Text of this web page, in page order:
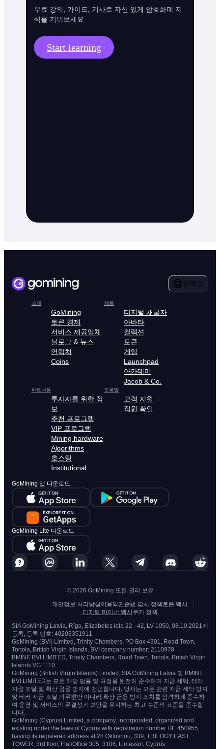
무료 강의, 가이드, 기사로 자신 있게 암호화폐 지
식을 키워보세요
Start learning
한국인
소개
GoMining
토큰 경제
서비스 제공업체
블로그 & 뉴스
연락처
Coins
제품
디지털 채굴자
아바타
컬렉션
토큰
게임
Launchpad
아카데미
Jacob & Co.
파트너용
투자자를 위한 정
보
추천 프로그램
VIP 프로그램
Mining hardware
Algorithms
호스팅
Institutional
도움말
고객 지원
직원 확인
GoMining 앱 다운로드
GoMining Lite 다운로드
© 2026 GoMining 모든 권리 보유
개인정보 처리방침 이용약관준법 감시 정책 토큰 백서
디지털 마이너 백서 쿠키 정책
SIA GoMining Latvia, Rīga, Elizabetes iela 22 - 42, LV-1050, 08.10.2021에
등록, 등록 번호: 40203351911
GoMining (BVI) Limited, Trinity Chambers, PO Box 4301, Road Town,
Tortola, British Virgin Islands, BVI company number: 2110978
BMINE BVI LIMITED, Trinity Chambers, Road Town, Tortola, British Virgin
Islands VG 1110
GoMining (British Virgin Islands) Limited, SIA GoMining Latvia 및 BMINE
BVI LIMITED는 모든 해당 법률 및 규정을 완전히 준수하며 자금 세탁, 테러
자금 조달 및 확산 금융 방지에 전념합니다. 당사는 모든 관련 자금 세탁 방지
및 테러 자금 조달 의무뿐만 아니라 확산 금융 방지 조치를 엄격하게 준수하
여 운영 및 서비스의 무결성과 보안을 유지하는 최고 수준의 표준을 준수합
니다.
GoMining (Cyprus) Limited, a company, incorporated, organized and
existing under the laws of Cyprus with registration number HE 450955,
having its registered address at 28 Oktovriou, 339, TRILOGY EAST
TOWER, 3rd floor, Flat/Office 305, 3106, Limassol, Cyprus.